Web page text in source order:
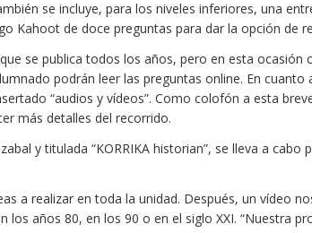
se incluye, para los niveles inferiores, una
Kahoot de doce preguntas para dar la opción de
se publica todos los años, pero en esta ocasión
podrán leer las preguntas online. En cuanto
“audios y vídeos”. Como colofón a esta
más detalles del recorrido.
y titulada “KORRIKA historian”, se lleva a
a realizar en toda la unidad. Después, un vídeo
los años 80, en los 90 o en el siglo XXI. “Nuestra